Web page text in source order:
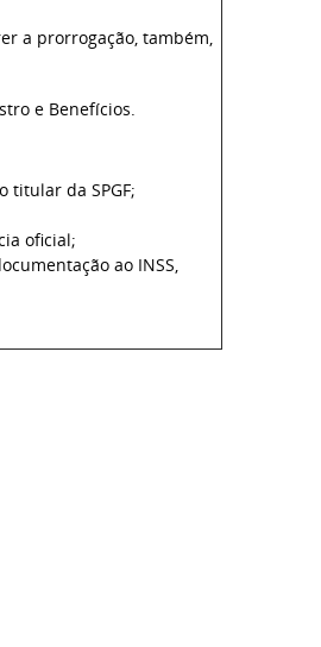
a prorrogação, também,
e Benefícios.
titular da SPGF;
oficial;
ao INSS,